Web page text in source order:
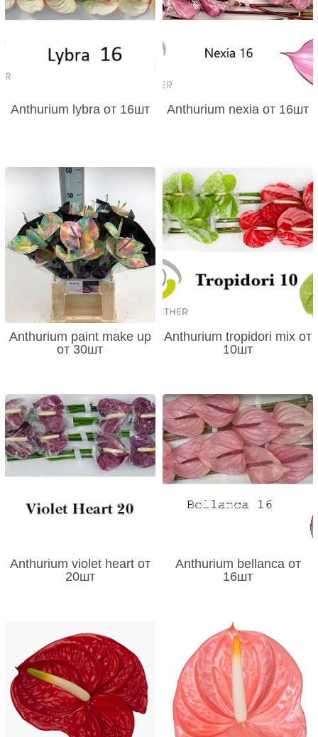
Anthurium lybra от 16шт Anthurium nexia от 16шт
Anthurium paint make up
от 30шт
Anthurium tropidori mix от
10шт
Anthurium violet heart от
20шт
Anthurium bellanca от
16шт